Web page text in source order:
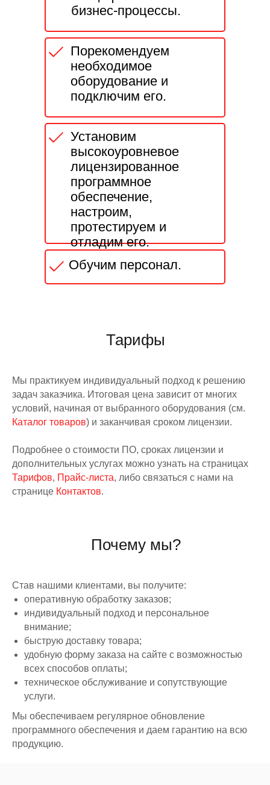
Обучим персонал.
Установим
высокоуровневое
лицензированное
программное
обеспечение,
настроим,
протестируем и
отладим его.
Порекомендуем
необходимое
оборудование и
подключим его.
бизнес-процессы.
Тарифы
Мы практикуем индивидуальный подход к решению
задач заказчика. Итоговая цена зависит от многих
условий, начиная от выбранного оборудования (см.
Каталог товаров) и заканчивая сроком лицензии.
Подробнее о стоимости ПО, сроках лицензии и
дополнительных услугах можно узнать на страницах
Тарифов, Прайс-листа, либо связаться с нами на
странице Контактов.
Почему мы?
Став нашими клиентами, вы получите:
оперативную обработку заказов;
индивидуальный подход и персональное
внимание;
быструю доставку товара;
удобную форму заказа на сайте с возможностью
всех способов оплаты;
техническое обслуживание и сопутствующие
услуги.
Мы обеспечиваем регулярное обновление
программного обеспечения и даем гарантию на всю
продукцию.
+7 (701) 954-00-11
Контактный центр
Отдел заботы о
г. Шымкент ,
215В/1.
ПОДДЕРЖКА
ДЛЯ
ПАРТНЕРОВ
ПОЛЕЗНОЕ
Блог База знаний
Стать
партнером
Партнеры
Скачать
FAQ (вопросы/
ответы)
Скачать шаблоны
Скриншоты
Тарифы
Поддержка
Реквизиты
Франшиза
info@nextmarket.kz